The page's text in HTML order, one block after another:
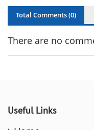
Total Comments (0)
There are no
Useful Links